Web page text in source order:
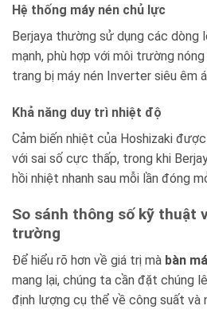
Hệ thống máy nén chủ lực
Berjaya thường sử dụng các dòng
mạnh, phù hợp với môi trường
trang bị máy nén Inverter siêu êm
Khả năng duy trì nhiệt độ
Cảm biến nhiệt của Hoshizaki
với sai số cực thấp, trong khi
hồi nhiệt nhanh sau mỗi lần đóng
So sánh thông số kỹ thuật
trường
Để hiểu rõ hơn về giá trị mà bàn
mang lại, chúng ta cần đặt chúng
định lượng cụ thể về công suất và